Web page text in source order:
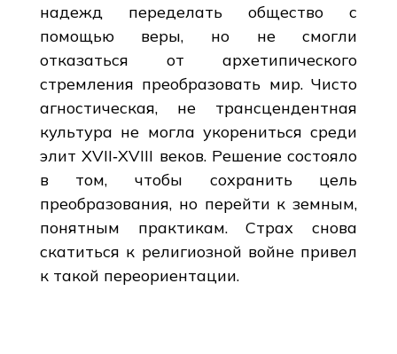
надежд переделать общество с
помощью веры, но не смогли
отказаться от архетипического
стремления преобразовать мир. Чисто
агностическая, не трансцендентная
культура не могла укорениться среди
элит XVII‑XVIII веков. Решение состояло
в том, чтобы сохранить цель
преобразования, но перейти к земным,
понятным практикам. Страх снова
скатиться к религиозной войне привел
к такой переориентации.